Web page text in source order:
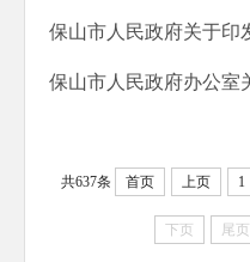
共637条 首页 上页 1
下页 尾页